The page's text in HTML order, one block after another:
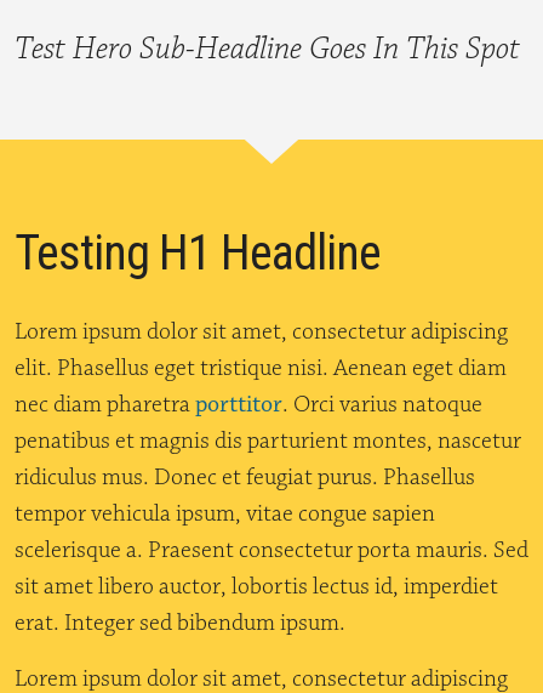
Test Hero Sub-Headline Goes In This Spot
Testing H1 Headline
Lorem ipsum dolor sit amet, consectetur adipiscing
elit. Phasellus eget tristique nisi. Aenean eget diam
nec diam pharetraporttitor. Orci varius natoque
penatibus et magnis dis parturient montes, nascetur
ridiculus mus. Donec et feugiat purus. Phasellus
tempor vehicula ipsum, vitae congue sapien
scelerisque a. Praesent consectetur porta mauris. Sed
sit amet libero auctor, lobortis lectus id, imperdiet
erat. Integer sed bibendum ipsum.
Lorem ipsum dolor sit amet, consectetur adipiscing